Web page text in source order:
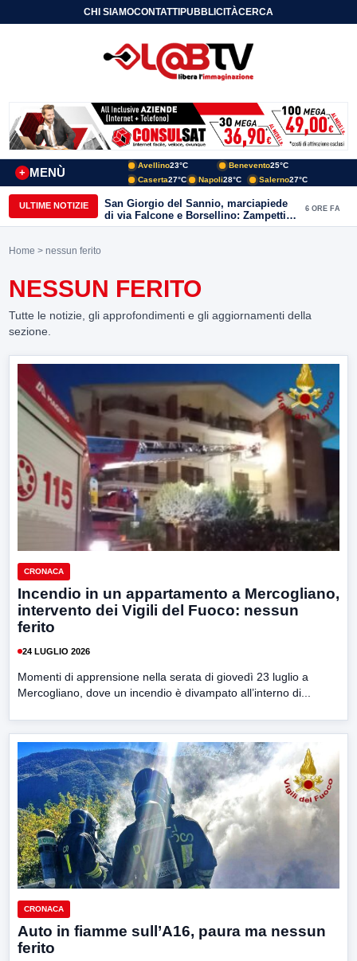
CHI SIAMOCONTATTIPUBBLICITÀCERCA
MENÙ
+
Avellino23°C Benevento25°C
Caserta27°C Napoli28°C Salerno27°C
ULTIME NOTIZIE
San Giorgio del Sannio, marciapiede
di via Falcone e Borsellino: Zampetti e
Lombardi replicano alle polemiche
6 ORE FA
Home > nessun ferito
NESSUN FERITO
Tutte le notizie, gli approfondimenti e gli aggiornamenti della
sezione.
CRONACA
Incendio in un appartamento a Mercogliano,
intervento dei Vigili del Fuoco: nessun
ferito
24 LUGLIO 2026
Momenti di apprensione nella serata di giovedì 23 luglio a
Mercogliano, dove un incendio è divampato all’interno di...
CRONACA
Auto in fiamme sull’A16, paura ma nessun
ferito